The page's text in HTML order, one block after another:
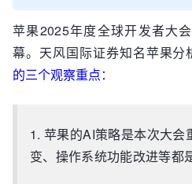
苹果2025年度全球开发者大
幕。天风国际证券知名苹果分
的三个观察重点：
1. 苹果的AI策略是本次大
变、操作系统功能改进等都